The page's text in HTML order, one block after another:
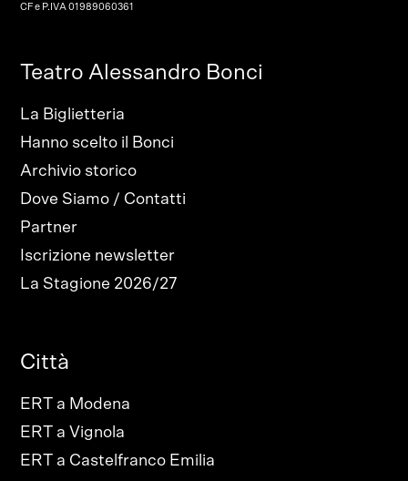
CF e P.IVA 01989060361
Teatro Alessandro Bonci
La Biglietteria
Hanno scelto il Bonci
Archivio storico
Dove Siamo / Contatti
Partner
Iscrizione newsletter
La Stagione 2026/27
Città
ERT a Modena
ERT a Vignola
ERT a Castelfranco Emilia